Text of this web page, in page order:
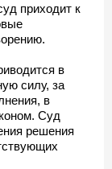
приходит к
в
силу, за
в
Суд
решения